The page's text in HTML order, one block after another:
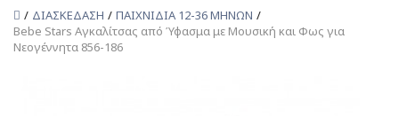
ΔΙΑΣΚΕΔΑΣΗ
ΠΑΙΧΝΙΔΙΑ 12-36 ΜΗΝΩΝ
Bebe Stars Αγκαλίτσας από Ύφασμα με Μουσική και Φως για
Νεογέννητα 856-186